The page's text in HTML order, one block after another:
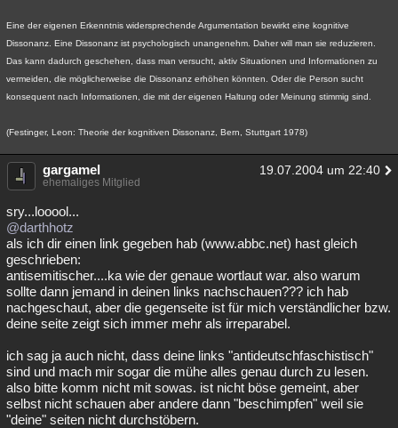
Eine der eigenen Erkenntnis widersprechende Argumentation bewirkt eine kognitive
Dissonanz. Eine Dissonanz ist psychologisch unangenehm. Daher will man sie reduzieren.
Das kann dadurch geschehen, dass man versucht, aktiv Situationen und Informationen zu
vermeiden, die möglicherweise die Dissonanz erhöhen könnten. Oder die Person sucht
konsequent nach Informationen, die mit der eigenen Haltung oder Meinung stimmig sind.
(Festinger, Leon: Theorie der kognitiven Dissonanz, Bern, Stuttgart 1978)
gargamel 19.07.2004 um 22:40
ehemaliges Mitglied
sry...looool...
@darthhotz
als ich dir einen link gegeben hab (www.abbc.net) hast gleich
geschrieben:
antisemitischer....ka wie der genaue wortlaut war. also warum
sollte dann jemand in deinen links nachschauen??? ich hab
nachgeschaut, aber die gegenseite ist für mich verständlicher bzw.
deine seite zeigt sich immer mehr als irreparabel.
ich sag ja auch nicht, dass deine links "antideutschfaschistisch"
sind und mach mir sogar die mühe alles genau durch zu lesen.
also bitte komm nicht mit sowas. ist nicht böse gemeint, aber
selbst nicht schauen aber andere dann "beschimpfen" weil sie
"deine" seiten nicht durchstöbern.